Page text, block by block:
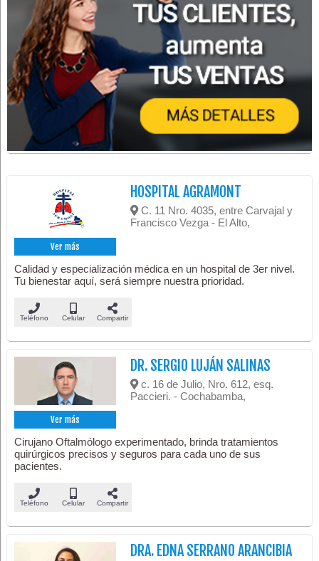
Ver más
HOSPITAL AGRAMONT
C. 11 Nro. 4035, entre Carvajal y
Francisco Vezga - El Alto,
Calidad y especialización médica en un hospital de 3er nivel.
Tu bienestar aquí, será siempre nuestra prioridad.
Teléfono Celular Compartir
Ver más
DR. SERGIO LUJÁN SALINAS
c. 16 de Julio, Nro. 612, esq.
Paccieri. - Cochabamba,
Cirujano Oftalmólogo experimentado, brinda tratamientos
quirúrgicos precisos y seguros para cada uno de sus
pacientes.
Teléfono Celular Compartir
DRA. EDNA SERRANO ARANCIBIA